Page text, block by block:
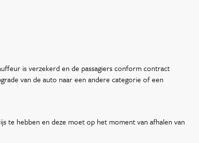
is verzekerd en de passagiers conform contract
van de auto naar een andere categorie of een
te hebben en deze moet op het moment van afhalen van